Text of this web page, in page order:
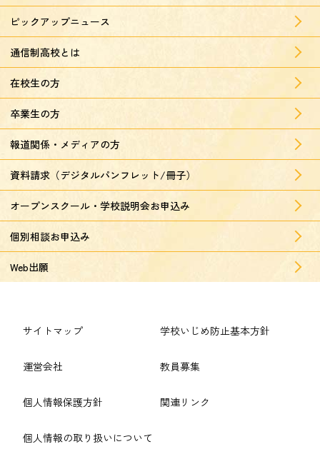
ピックアップニュース
通信制高校とは
在校生の方
卒業生の方
報道関係・メディアの方
資料請求（デジタルパンフレット/冊子）
オープンスクール・学校説明会お申込み
個別相談お申込み
Web出願
サイトマップ
運営会社
個人情報保護方針
個人情報の取り扱いについて
学校いじめ防止基本方針
教員募集
関連リンク